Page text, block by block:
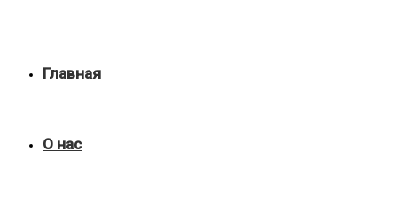
Главная
О нас